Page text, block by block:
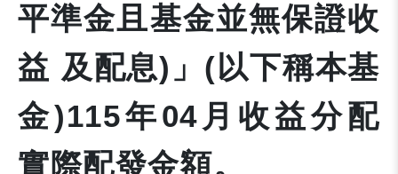
平準金且基金並無保證收
益 及配息)」(以下稱本基
金)115年04月收益分配
實際配發金額。